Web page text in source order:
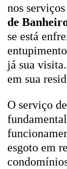
nos serviços
de
se está
já sua
em sua
O serviço de
esgoto em